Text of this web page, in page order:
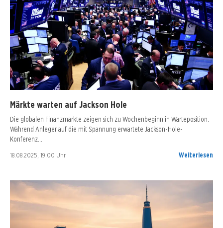
Märkte warten auf Jackson Hole
Die globalen Finanzmärkte zeigen sich zu Wochenbeginn in Warteposition.
Während Anleger auf die mit Spannung erwartete Jackson-Hole-
Konferenz…
18.08.2025, 19:00 Uhr Weiterlesen